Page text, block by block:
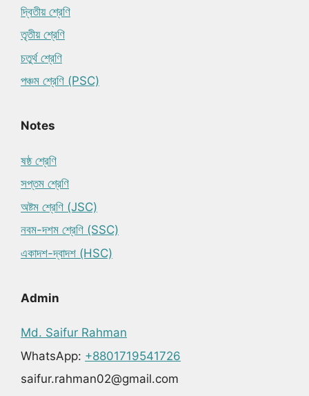
দ্বিতীয় শ্রেণি
তৃতীয় শ্রেণি
চতুর্থ শ্রেণি
পঞ্চম শ্রেণি (PSC)
Notes
ষষ্ঠ শ্রেণি
সপ্তম শ্রেণি
অষ্টম শ্রেণি (JSC)
নবম-দশম শ্রেণি (SSC)
একাদশ-দ্বাদশ (HSC)
Admin
Md. Saifur Rahman
WhatsApp: +8801719541726
saifur.rahman02@gmail.com